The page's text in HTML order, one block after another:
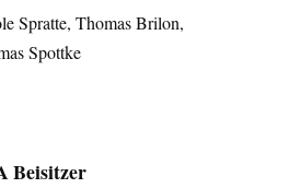
Spratte, Thomas Brilon,
Spottke
Beisitzer